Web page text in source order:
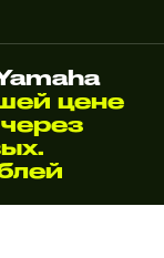
цене
через